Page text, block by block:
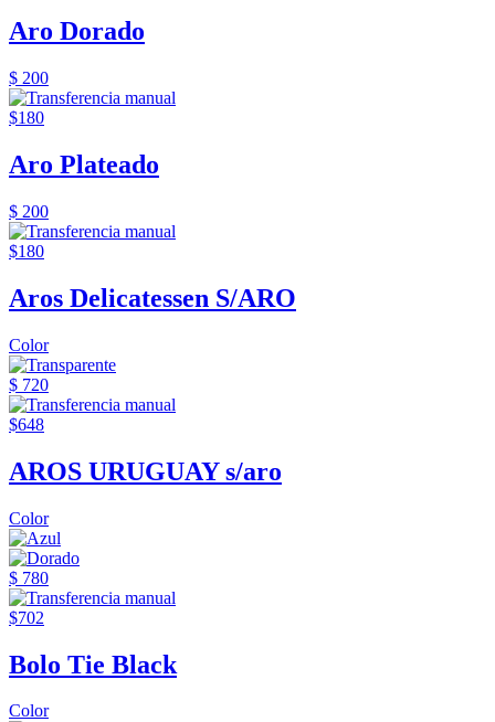
Aro Dorado
$ 200
$180
Aro Plateado
$ 200
$180
Aros Delicatessen S/ARO
Color
$ 720
$648
AROS URUGUAY s/aro
Color
$ 780
$702
Bolo Tie Black
Color